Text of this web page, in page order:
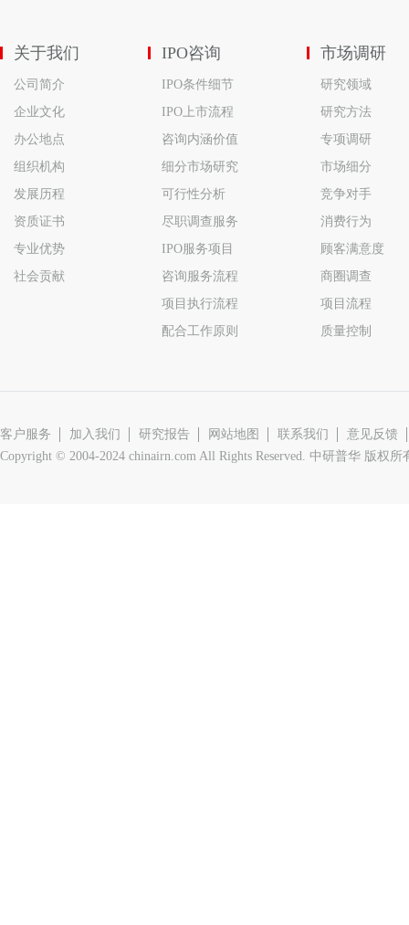
关于我们
公司简介
企业文化
办公地点
组织机构
发展历程
资质证书
专业优势
社会贡献
IPO咨询
IPO条件细节
IPO上市流程
咨询内涵价值
细分市场研究
可行性分析
尽职调查服务
IPO服务项目
咨询服务流程
项目执行流程
配合工作原则
市场调研
研究领域
研究方法
专项调研
市场细分
竞争对手
消费行为
顾客满意度
商圈调查
项目流程
质量控制
客户服务 加入我们 研究报告 网站地图 联系我们
意见反馈
Copyright © 2004-2024 chinairn.com All Rights Reserved. 中研普华 版权所